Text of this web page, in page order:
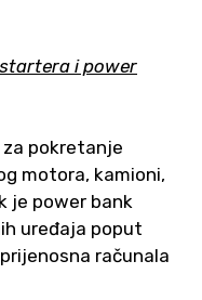
i power
pokretanje
motora, kamioni,
je power bank
uređaja poput
računala